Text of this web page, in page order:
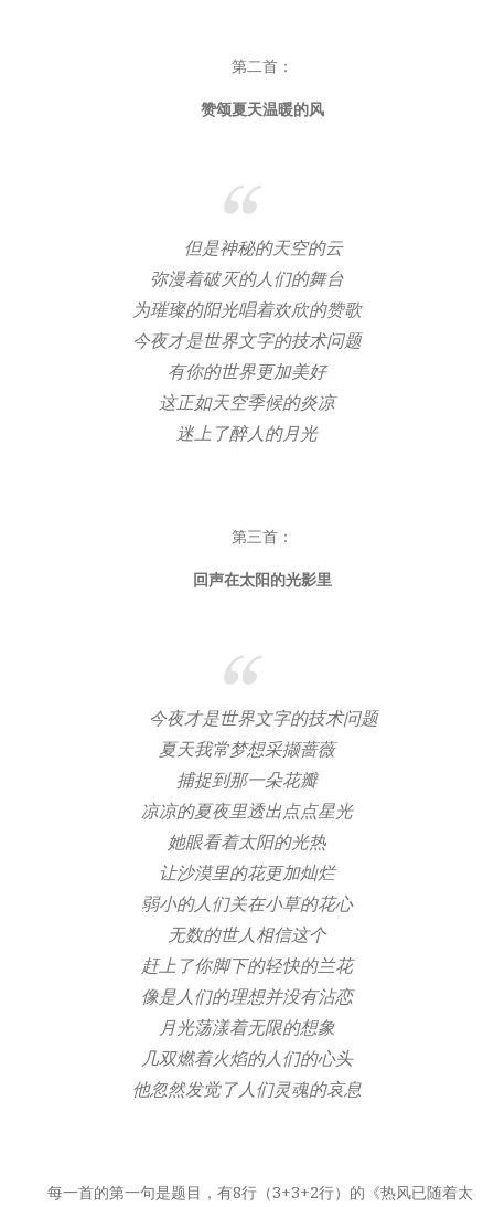
第二首：
赞颂夏天温暖的风
但是神秘的天空的云
弥漫着破灭的人们的舞台
为璀璨的阳光唱着欢欣的赞歌
今夜才是世界文字的技术问题
有你的世界更加美好
这正如天空季候的炎凉
迷上了醉人的月光
第三首：
回声在太阳的光影里
今夜才是世界文字的技术问题
夏天我常梦想采撷蔷薇
捕捉到那一朵花瓣
凉凉的夏夜里透出点点星光
她眼看着太阳的光热
让沙漠里的花更加灿烂
弱小的人们关在小草的花心
无数的世人相信这个
赶上了你脚下的轻快的兰花
像是人们的理想并没有沾恋
月光荡漾着无限的想象
几双燃着火焰的人们的心头
他忽然发觉了人们灵魂的哀息
每一首的第一句是题目，有8行（3+3+2行）的《热风已随着太